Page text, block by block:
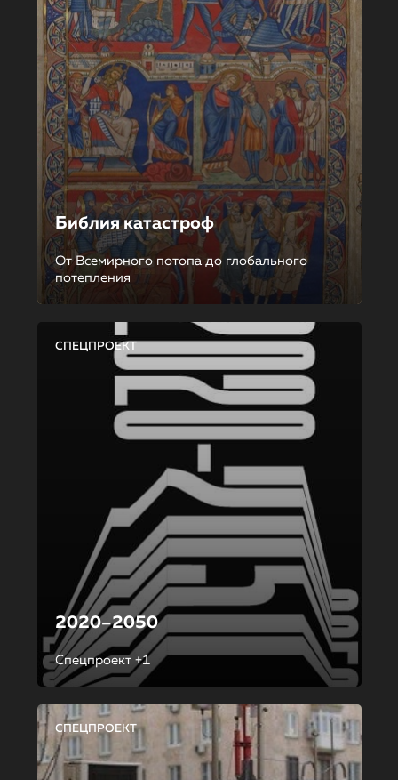
Библия катастроф
От Всемирного потопа до глобального
потепления
СПЕЦПРОЕКТ
2020–2050
Спецпроект +1
СПЕЦПРОЕКТ